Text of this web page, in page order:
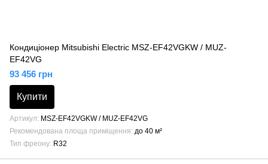
Кондиціонер Mitsubishi Electric MSZ-EF42VGKW / MUZ-
EF42VG
93 456 грн
Купити
Артикул
MSZ-EF42VGKW / MUZ-EF42VG
Рекомендована площа приміщення до 40 м²
Тип фреону R32